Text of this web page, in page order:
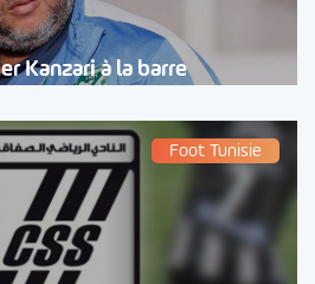
Kanzari à la barre
Foot Tunisie